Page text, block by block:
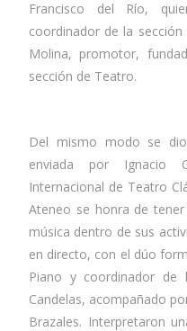
Francisco del Río,
coordinador de la
Molina, promotor,
sección de Teatro.
Del mismo modo se
enviada por Ignacio
Internacional de Teatro
Ateneo se honra de
música dentro de sus
en directo, con el dúo
Piano y coordinador de
Candelas, acompañado
Brazales. Interpretaron